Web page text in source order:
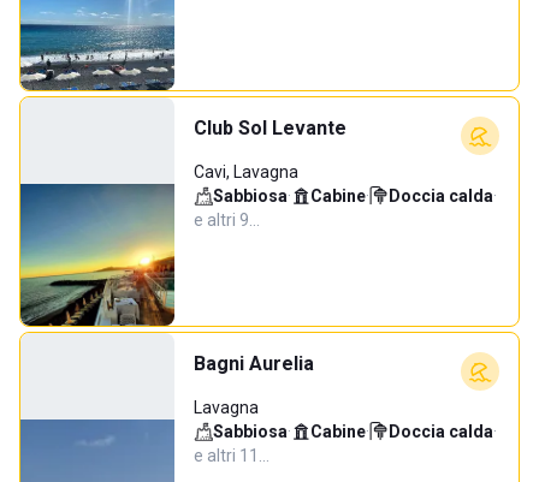
Club Sol Levante
Cavi, Lavagna
Sabbiosa· Cabine· Doccia calda·
e altri 9…
Bagni Aurelia
Lavagna
Sabbiosa· Cabine· Doccia calda·
e altri 11…